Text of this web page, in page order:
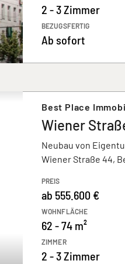
2 - 3 Zimmer
BEZUGSFERTIG
Ab sofort
Best Place
Wiener
Neubau von
Wiener Straße 44,
PREIS
ab 555.600 €
WOHNFLÄCHE
62 - 74 m²
ZIMMER
2 - 3 Zimmer